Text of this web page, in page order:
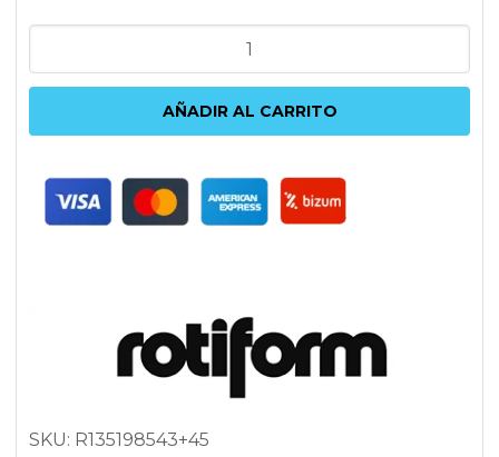
CCV
5X112
66.6
PLATA
AÑADIR AL CARRITO
SKU: R135198543+45